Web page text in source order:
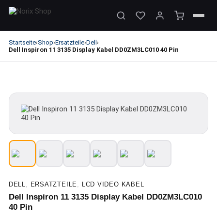
Startseite›Shop›Ersatzteile›Dell ›
Dell Inspiron 11 3135 Display Kabel DD0ZM3LC010 40 Pin
DELL, ERSATZTEILE, LCD VIDEO KABEL
Dell Inspiron 11 3135 Display Kabel DD0ZM3LC010
40 Pin